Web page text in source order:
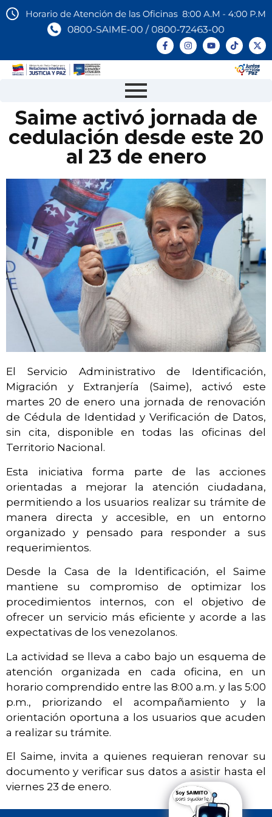
Saime activó jornada de
cedulación desde este 20
al 23 de enero
El Servicio Administrativo de Identificación,
Migración y Extranjería (Saime), activó este
martes 20 de enero una jornada de renovación
de Cédula de Identidad y Verificación de Datos,
sin cita, disponible en todas las oficinas del
Territorio Nacional.
Esta iniciativa forma parte de las acciones
orientadas a mejorar la atención ciudadana,
permitiendo a los usuarios realizar su trámite de
manera directa y accesible, en un entorno
organizado y pensado para responder a sus
requerimientos.
Desde la Casa de la Identificación, el Saime
mantiene su compromiso de optimizar los
procedimientos internos, con el objetivo de
ofrecer un servicio más eficiente y acorde a las
expectativas de los venezolanos.
La actividad se lleva a cabo bajo un esquema de
atención organizada en cada oficina, en un
horario comprendido entre las 8:00 a.m. y las 5:00
p.m., priorizando el acompañamiento y la
orientación oportuna a los usuarios que acuden
a realizar su trámite.
El Saime, invita a quienes requieran renovar su
documento y verificar sus datos a asistir hasta el
viernes 23 de enero.